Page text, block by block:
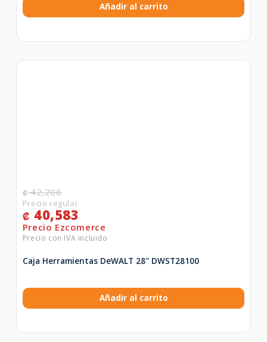
Añadir al carrito
₡42,206
₡ 40,583
Caja Herramientas DeWALT 28″ DWST28100
Añadir al carrito